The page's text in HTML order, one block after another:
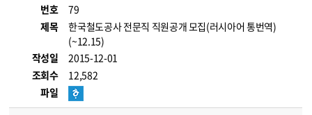
번호
79
제목
한국철도공사 전문직 직원공개 모집(러시아어 통번역)
(~12.15)
작성일
2015-12-01
조회수
12,582
파일